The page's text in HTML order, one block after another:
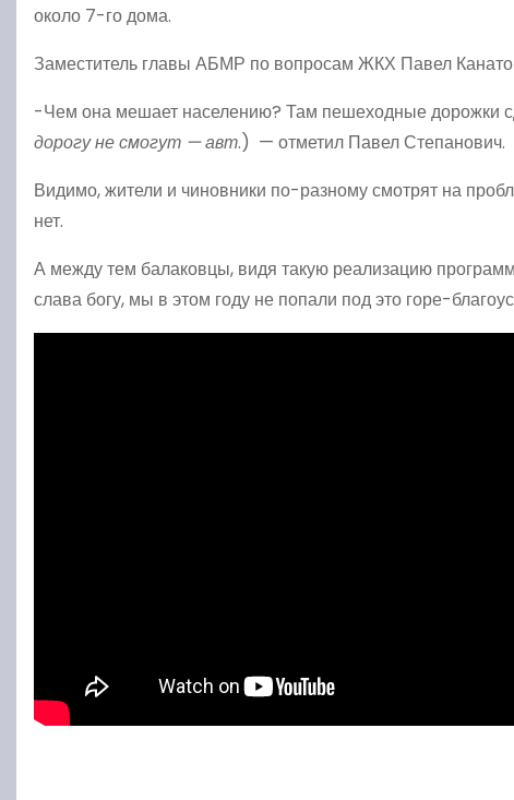
около 7-го дома.
Заместитель главы АБМР по вопросам ЖКХ Павел
-Чем она мешает населению? Там пешеходные дорожки
дорогу не смогут — авт.) — отметил Павел Степанович.
Видимо, жители и чиновники по-разному смотрят на
нет.
А между тем балаковцы, видя такую реализацию
слава богу, мы в этом году не попали под это горе-